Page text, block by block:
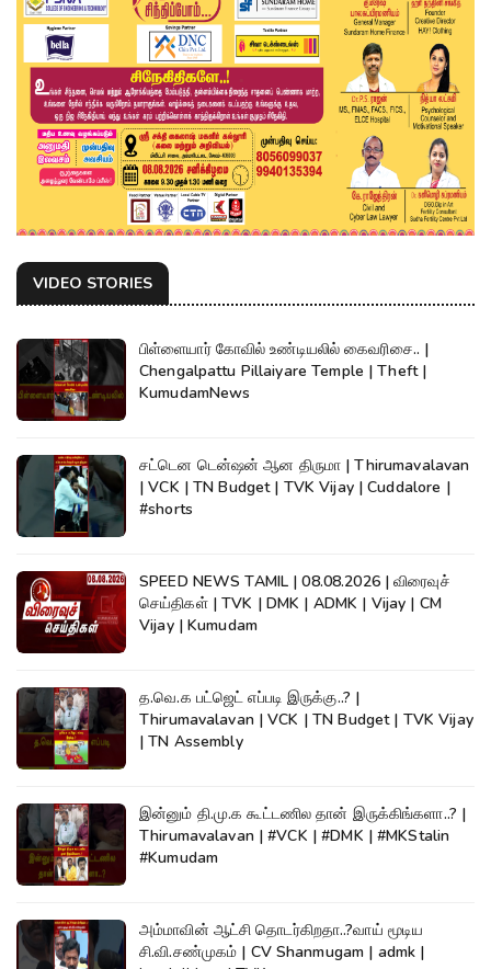
VIDEO STORIES
பிள்ளையார் கோவில் உண்டியலில் கைவரிசை.. |
Chengalpattu Pillaiyare Temple | Theft |
KumudamNews
சட்டென டென்ஷன் ஆன திருமா | Thirumavalavan
| VCK | TN Budget | TVK Vijay | Cuddalore |
#shorts
SPEED NEWS TAMIL | 08.08.2026 | விரைவுச்
செய்திகள் | TVK | DMK | ADMK | Vijay | CM
Vijay | Kumudam
த.வெ.க பட்ஜெட் எப்படி இருக்கு..? |
Thirumavalavan | VCK | TN Budget | TVK Vijay
| TN Assembly
இன்னும் தி.மு.க கூட்டணில தான் இருக்கிங்களா..? |
Thirumavalavan | #VCK | #DMK | #MKStalin
#Kumudam
அம்மாவின் ஆட்சி தொடர்கிறதா..?வாய் மூடிய
சி.வி.சண்முகம் | CV Shanmugam | admk |